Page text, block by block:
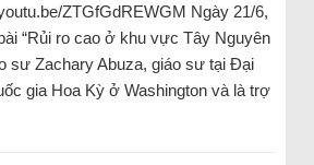
ZTGfGdREWGM Ngày 21/6,
“Rủi ro cao ở khu vực Tây Nguyên
sư Zachary Abuza, giáo sư tại Đại
gia Hoa Kỳ ở Washington và là trợ